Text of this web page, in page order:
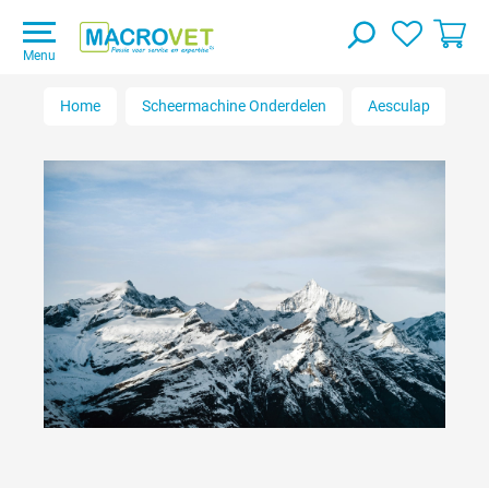
Menu
Home Scheermachine Onderdelen Aesculap